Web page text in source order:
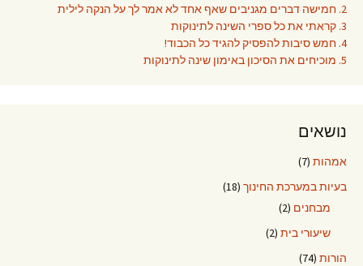
2. חמישה דברים מגניבים שאף אחד לא אמר לך על הנקה לילית
3. קראתי את כל ספרי השינה לתינוקות
4. חמש סיבות להפסיק להגיד כל הכבוד!
5. מוכיחים את הסיכון באימון שינה לתינוקות
נושאים
אמהות (7)
בעיות במערכת החינוך (18)
מבחנים (2)
שיעורי בית (2)
הורות (74)